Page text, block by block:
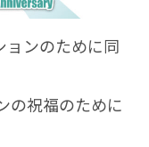
ョンのために同
の祝福のために